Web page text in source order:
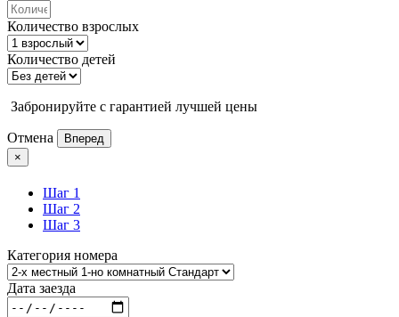
Количество взрослых
Количество детей
Забронируйте с гарантией лучшей цены
Отмена
Вперед
×
Шаг 1
Шаг 2
Шаг 3
Категория номера
Дата заезда